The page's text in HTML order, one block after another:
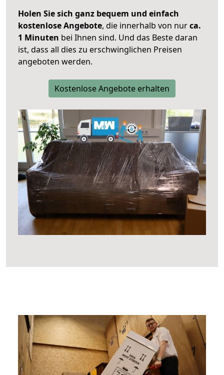
Holen Sie sich ganz bequem und einfach
kostenlose Angebote, die innerhalb von nurca.
1 Minuten bei Ihnen sind. Und das Beste daran
ist, dass all dies zu erschwinglichen Preisen
angeboten werden.
Kostenlose Angebote erhalten